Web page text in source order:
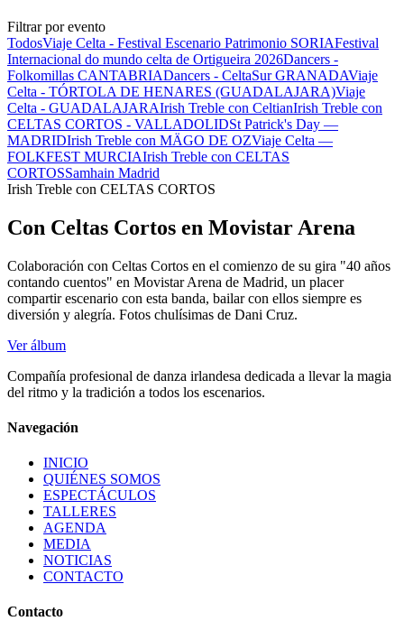
Filtrar por evento
TodosViaje Celta - Festival Escenario Patrimonio SORIAFestival
Internacional do mundo celta de Ortigueira 2026Dancers -
Folkomillas CANTABRIADancers - CeltaSur GRANADAViaje
Celta - TÓRTOLA DE HENARES (GUADALAJARA)Viaje
Celta - GUADALAJARAIrish Treble con CeltianIrish Treble con
CELTAS CORTOS - VALLADOLIDSt Patrick's Day —
MADRIDIrish Treble con MÄGO DE OZViaje Celta —
FOLKFEST MURCIAIrish Treble con CELTAS
CORTOSSamhain Madrid
Irish Treble con CELTAS CORTOS
Con Celtas Cortos en Movistar Arena
Colaboración con Celtas Cortos en el comienzo de su gira "40 años
contando cuentos" en Movistar Arena de Madrid, un placer
compartir escenario con esta banda, bailar con ellos siempre es
diversión y alegría. Fotos chulísimas de Dani Cruz.
Ver álbum
Compañía profesional de danza irlandesa dedicada a llevar la magia
del ritmo y la tradición a todos los escenarios.
Navegación
INICIO
QUIÉNES SOMOS
ESPECTÁCULOS
TALLERES
AGENDA
MEDIA
NOTICIAS
CONTACTO
Contacto